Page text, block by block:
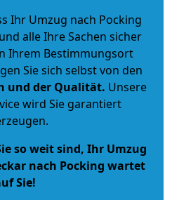
Ihr Umzug nach Pocking
alle Ihre Sachen sicher
Ihrem Bestimmungsort
Sie sich selbst von den
und der Qualität. Unsere
wird Sie garantiert
so weit sind, Ihr Umzug
nach Pocking wartet
Sie!